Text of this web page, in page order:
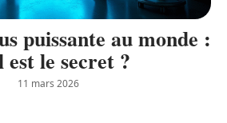
puissante au monde :
est le secret ?
11 mars 2026